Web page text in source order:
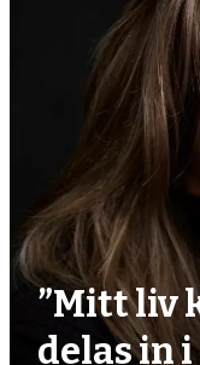
”Mitt liv
delas in